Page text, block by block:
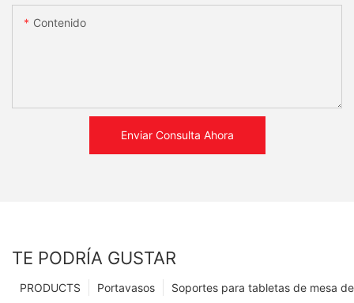
Contenido
Enviar Consulta Ahora
TE PODRÍA GUSTAR
Soportes para tabletas de mesa
Portavasos
PRODUCTS